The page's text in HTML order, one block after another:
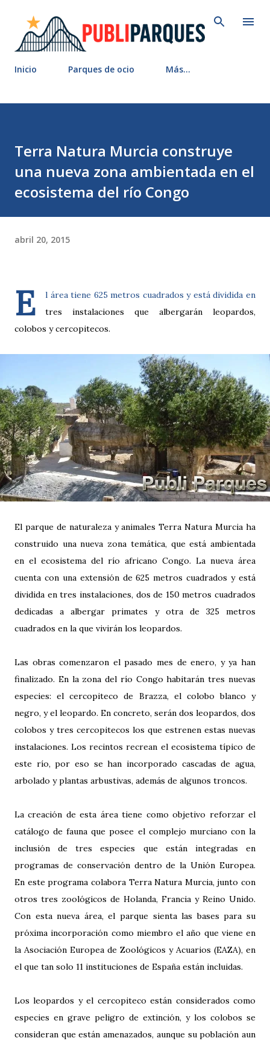
Inicio Parques de ocio Más…
Terra Natura Murcia construye
una nueva zona ambientada en el
ecosistema del río Congo
abril 20, 2015
E
l área tiene 625 metros cuadrados y está dividida en
tres instalaciones que albergarán leopardos,
colobos y cercopitecos.
El parque de naturaleza y animales Terra Natura Murcia ha
construido una nueva zona temática, que está ambientada
en el ecosistema del río africano Congo. La nueva área
cuenta con una extensión de 625 metros cuadrados y está
dividida en tres instalaciones, dos de 150 metros cuadrados
dedicadas a albergar primates y otra de 325 metros
cuadrados en la que vivirán los leopardos.
Las obras comenzaron el pasado mes de enero, y ya han
finalizado. En la zona del río Congo habitarán tres nuevas
especies: el cercopiteco de Brazza, el colobo blanco y
negro, y el leopardo. En concreto, serán dos leopardos, dos
colobos y tres cercopitecos los que estrenen estas nuevas
instalaciones. Los recintos recrean el ecosistema típico de
este río, por eso se han incorporado cascadas de agua,
arbolado y plantas arbustivas, además de algunos troncos.
La creación de esta área tiene como objetivo reforzar el
catálogo de fauna que posee el complejo murciano con la
inclusión de tres especies que están integradas en
programas de conservación dentro de la Unión Europea.
En este programa colabora Terra Natura Murcia, junto con
otros tres zoológicos de Holanda, Francia y Reino Unido.
Con esta nueva área, el parque sienta las bases para su
próxima incorporación como miembro el año que viene en
la Asociación Europea de Zoológicos y Acuarios (EAZA), en
el que tan solo 11 instituciones de España están incluidas.
Los leopardos y el cercopiteco están considerados como
especies en grave peligro de extinción, y los colobos se
consideran que están amenazados, aunque su población aun